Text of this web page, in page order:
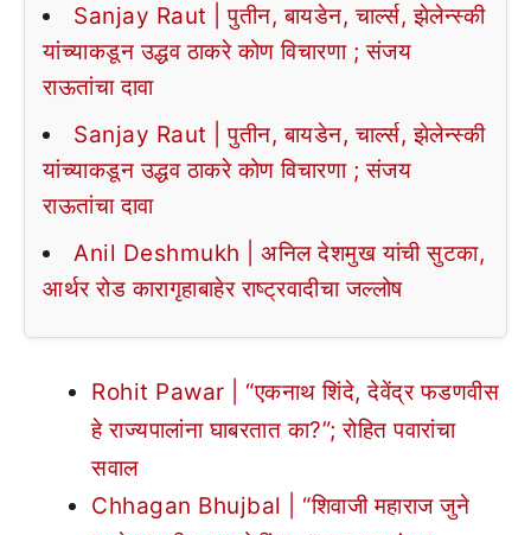
Sanjay Raut | पुतीन, बायडेन, चार्ल्स, झेलेन्स्की
यांच्याकडून उद्धव ठाकरे कोण विचारणा ; संजय
राऊतांचा दावा
Sanjay Raut | पुतीन, बायडेन, चार्ल्स, झेलेन्स्की
यांच्याकडून उद्धव ठाकरे कोण विचारणा ; संजय
राऊतांचा दावा
Anil Deshmukh | अनिल देशमुख यांची सुटका,
आर्थर रोड कारागृहाबाहेर राष्ट्रवादीचा जल्लोष
Rohit Pawar | “एकनाथ शिंदे, देवेंद्र फडणवीस
हे राज्यपालांना घाबरतात का?”; रोहित पवारांचा
सवाल
Chhagan Bhujbal | “शिवाजी महाराज जुने